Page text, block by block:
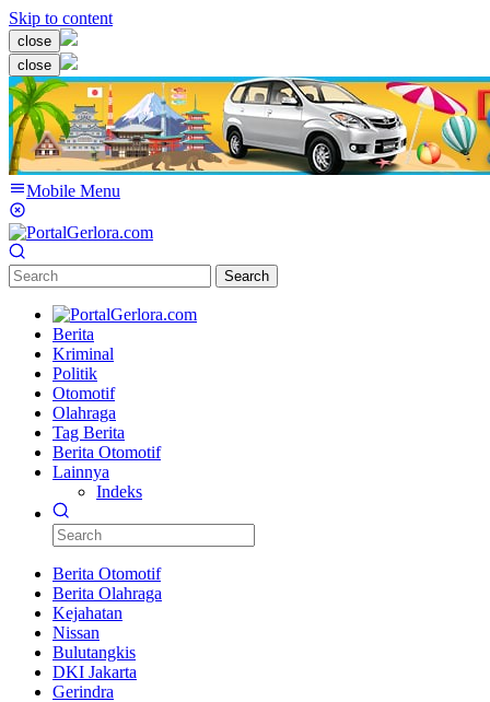
Skip to content
close
close
Mobile Menu
Search
Berita
Kriminal
Politik
Otomotif
Olahraga
Tag Berita
Berita Otomotif
Lainnya
Indeks
Berita Otomotif
Berita Olahraga
Kejahatan
Nissan
Bulutangkis
DKI Jakarta
Gerindra